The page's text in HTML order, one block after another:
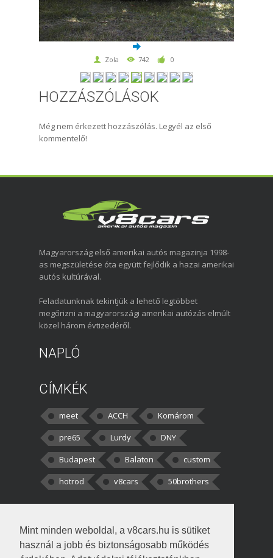
Mint minden weboldal, a v8cars.hu is sütiket
használ a jobb és biztonságosabb működés
Zola 742 0
HOZZÁSZÓLÁSOK
Még nem érkezett hozzászólás. Legyél az első
kommentelő!
Magyarország első amerikai autós magazinja 1998-
as megszületése óta együtt fejlődik a hazai amerikai
autós kultúrával.
Feladatunknak tekintjük a lehető legtöbbet
megőrizni a magyarországi amerikai autózás elmúlt
közel három évtizedéről.
NAPLÓ
CÍMKÉK
meet ACCH
Komárom
pre65
Lurdy
DNY
Budapest
Balaton
custom
hotrod
v8cars 50brothers
kortisz:Elszúrtam! Én csak két
darabbaal számoltam. Nem tudtam, hogy fél autót,